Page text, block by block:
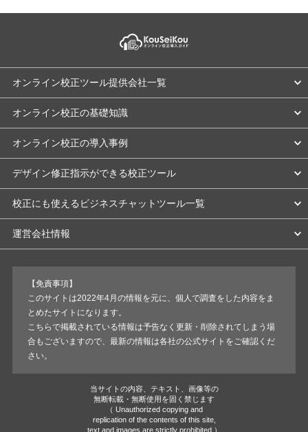
オンライン校正ツール提供会社一覧
オンライン校正の基礎知識
オンライン校正の導入事例
デザイン修正指示ができる校正ツール
校正にも使えるビジネスチャットツール一覧
運営会社情報
【免責事項】
このサイトは2022年4月の情報を元に、個人で調査をした内容をま
とめたサイトになります。
こちらで掲載されている情報は予告なく更新・削除されてしまう場
合もございますので、最新の情報は各社の公式サイトをご確認くだ
さい。
当サイトの内容、テキスト、画像等の
無断転載・無断使用を固く禁じます
（ Unauthorized copying and
replication of the contents of this site,
text and images are strictly prohibited.）